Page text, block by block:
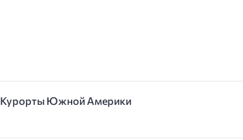
Курорты Южной Америки